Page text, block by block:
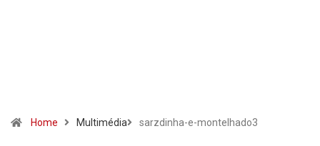
Home Multimédia sarzdinha-e-montelhado3